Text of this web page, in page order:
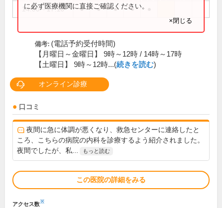
14:00～17:10 ● ● ● ●
に必ず医療機関に直接ご確認ください。
×閉じる
備考: (電話予約受付時間)
【月曜日～金曜日】 9時～12時 / 14時～17時
【土曜日】 9時～12時...(続きを読む)
オンライン診療
口コミ
夜間に急に体調が悪くなり、救急センターに連絡したと
ころ、こちらの病院の内科を診療するよう紹介されました。
夜間でしたが、私...
もっと読む
この医院の詳細をみる
アクセス数※